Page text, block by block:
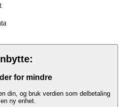
for mindre
din, og bruk verdien som delbetaling
ny enhet.